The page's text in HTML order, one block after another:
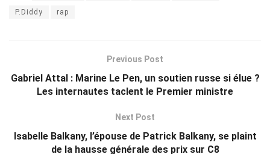
P.Diddy rap
Previous Post
Gabriel Attal : Marine Le Pen, un soutien russe si élue ?
Les internautes taclent le Premier ministre
Next Post
Isabelle Balkany, l’épouse de Patrick Balkany, se plaint
de la hausse générale des prix sur C8